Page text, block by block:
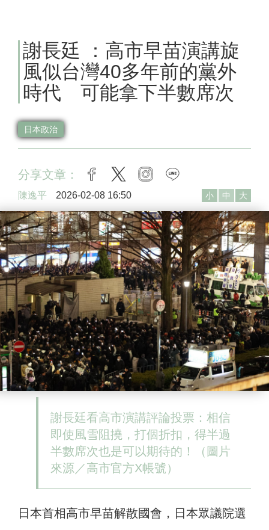
謝長廷 ：高市早苗演講旋
風似台灣40多年前的黨外
時代 可能拿下半數席次
日本政治
分享文章： facebook
twitter instagram
陳逸平 2026-02-08 16:50 小 中 大
謝長廷看高市演講評論投票：相信
即使風雪阻撓，打個折扣，得半過
半數席次也是可以期待的！（圖片
來源／高市官方X帳號）
日本首相高市早苗解散國會，日本眾議院選